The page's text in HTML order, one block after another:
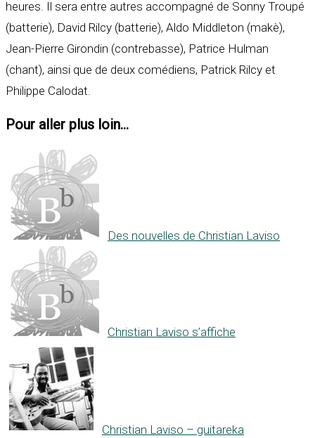
heures. Il sera entre autres accompagné de Sonny Troupé
(batterie), David Rilcy (batterie), Aldo Middleton (makè),
Jean-Pierre Girondin (contrebasse), Patrice Hulman
(chant), ainsi que de deux comédiens, Patrick Rilcy et
Philippe Calodat.
Pour aller plus loin...
Des nouvelles de Christian Laviso
Christian Laviso s’affiche
Christian Laviso – guitareka